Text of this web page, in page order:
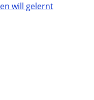
will gelernt